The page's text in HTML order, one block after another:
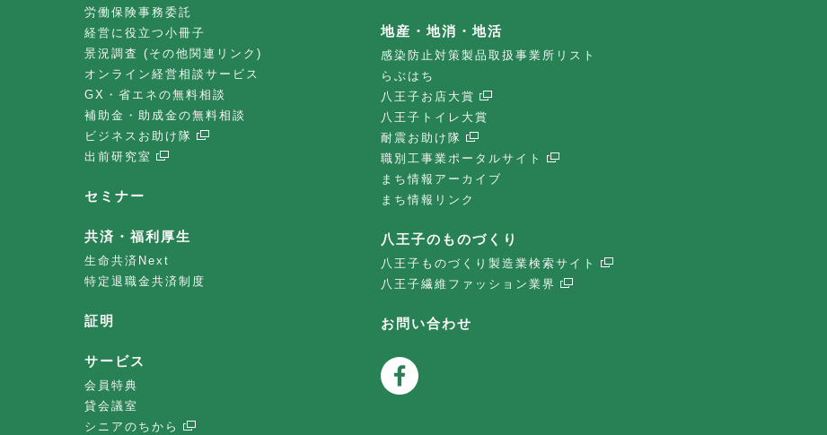
労働保険事務委託
経営に役立つ小冊子
景況調査 (その他関連リンク)
オンライン経営相談サービス
GX・省エネの無料相談
補助金・助成金の無料相談
ビジネスお助け隊
出前研究室
セミナー
共済・福利厚生
生命共済Next
特定退職金共済制度
証明
サービス
会員特典
貸会議室
シニアのちから
地産・地消・地活
感染防止対策製品取扱事業所リスト
らぶはち
八王子お店大賞
八王子トイレ大賞
耐震お助け隊
職別工事業ポータルサイト
まち情報アーカイブ
まち情報リンク
八王子のものづくり
八王子ものづくり製造業検索サイト
八王子繊維ファッション業界
お問い合わせ